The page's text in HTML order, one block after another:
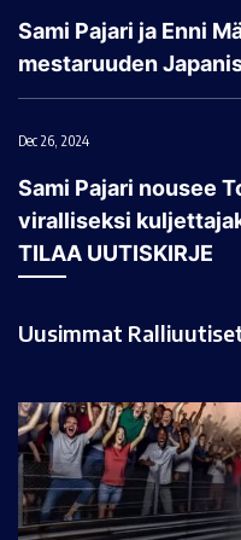
Sami Pajari ja Enni
mestaruuden
Dec 26, 2024
Sami Pajari nousee
viralliseksi
TILAA UUTISKIRJE
Uusimmat